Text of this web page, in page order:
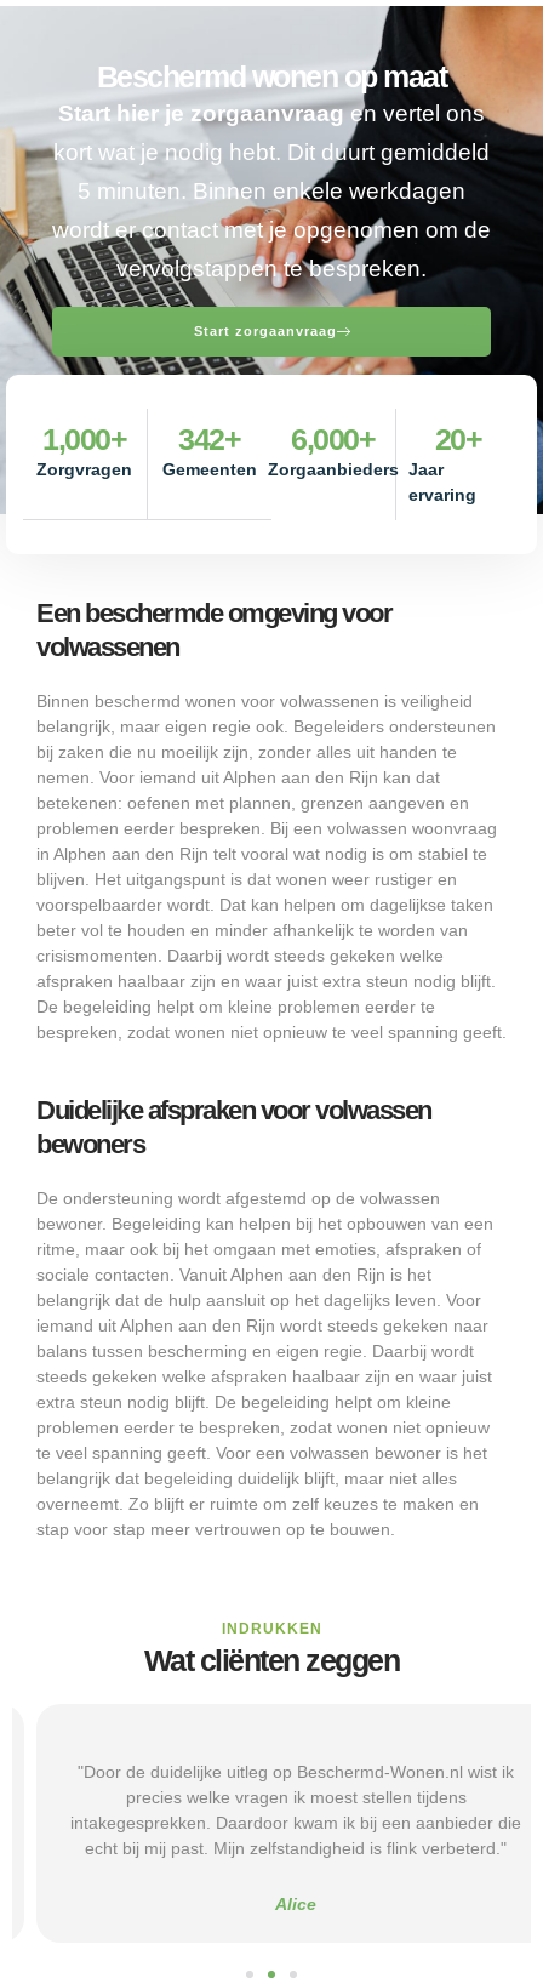
Beschermd wonen op maat
Start hier je zorgaanvraagen vertel ons
kort wat je nodig hebt. Dit duurt gemiddeld
5 minuten. Binnen enkele werkdagen
wordt er contact met je opgenomen om de
vervolgstappen te bespreken.
Start zorgaanvraag
Zorgvragen
1,000+
Gemeenten
342+
Zorgaanbieders
6,000+
Jaar
ervaring
20+
Een beschermde omgeving voor
volwassenen
Binnen beschermd wonen voor volwassenen is veiligheid
belangrijk, maar eigen regie ook. Begeleiders ondersteunen
bij zaken die nu moeilijk zijn, zonder alles uit handen te
nemen. Voor iemand uit Alphen aan den Rijn kan dat
betekenen: oefenen met plannen, grenzen aangeven en
problemen eerder bespreken. Bij een volwassen woonvraag
in Alphen aan den Rijn telt vooral wat nodig is om stabiel te
blijven. Het uitgangspunt is dat wonen weer rustiger en
voorspelbaarder wordt. Dat kan helpen om dagelijkse taken
beter vol te houden en minder afhankelijk te worden van
crisismomenten. Daarbij wordt steeds gekeken welke
afspraken haalbaar zijn en waar juist extra steun nodig blijft.
De begeleiding helpt om kleine problemen eerder te
bespreken, zodat wonen niet opnieuw te veel spanning geeft.
Duidelijke afspraken voor volwassen
bewoners
De ondersteuning wordt afgestemd op de volwassen
bewoner. Begeleiding kan helpen bij het opbouwen van een
ritme, maar ook bij het omgaan met emoties, afspraken of
sociale contacten. Vanuit Alphen aan den Rijn is het
belangrijk dat de hulp aansluit op het dagelijks leven. Voor
iemand uit Alphen aan den Rijn wordt steeds gekeken naar
balans tussen bescherming en eigen regie. Daarbij wordt
steeds gekeken welke afspraken haalbaar zijn en waar juist
extra steun nodig blijft. De begeleiding helpt om kleine
problemen eerder te bespreken, zodat wonen niet opnieuw
te veel spanning geeft. Voor een volwassen bewoner is het
belangrijk dat begeleiding duidelijk blijft, maar niet alles
overneemt. Zo blijft er ruimte om zelf keuzes te maken en
stap voor stap meer vertrouwen op te bouwen.
INDRUKKEN
Wat cliënten zeggen
"Door de duidelijke uitleg op Beschermd-Wonen.nl wist ik
precies welke vragen ik moest stellen tijdens
intakegesprekken. Daardoor kwam ik bij een aanbieder die
echt bij mij past. Mijn zelfstandigheid is flink verbeterd."
Alice